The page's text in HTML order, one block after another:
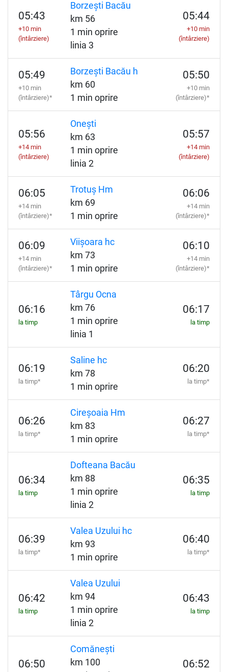
05:43
+10 min
(întârziere)
Borzești Bacău
km 56
1 min oprire
linia 3
05:44
+10 min
(întârziere)
05:49
+10 min
(întârziere)*
Borzești Bacău h
km 60
1 min oprire
05:50
+10 min
(întârziere)*
05:56
+14 min
(întârziere)
Onești
km 63
1 min oprire
linia 2
05:57
+14 min
(întârziere)
06:05
+14 min
(întârziere)*
Trotuș Hm
km 69
1 min oprire
06:06
+14 min
(întârziere)*
06:09
+14 min
(întârziere)*
Viișoara hc
km 73
1 min oprire
06:10
+14 min
(întârziere)*
06:16
la timp
Târgu Ocna
km 76
1 min oprire
linia 1
06:17
la timp
06:19
la timp*
Saline hc
km 78
1 min oprire
06:20
la timp*
06:26
la timp*
Cireșoaia Hm
km 83
1 min oprire
06:27
la timp*
06:34
la timp
Dofteana Bacău
km 88
1 min oprire
linia 2
06:35
la timp
06:39
la timp*
Valea Uzului hc
km 93
1 min oprire
06:40
la timp*
06:42
la timp
Valea Uzului
km 94
1 min oprire
linia 2
06:43
la timp
06:50
Comănești
km 100
06:52